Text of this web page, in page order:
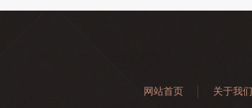
网站首页 关于我们